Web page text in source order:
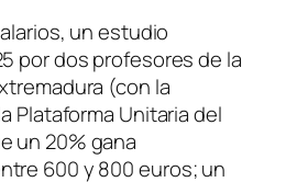
un estudio
por dos profesores de la
(con la
Plataforma Unitaria del
un 20% gana
600 y 800 euros; un